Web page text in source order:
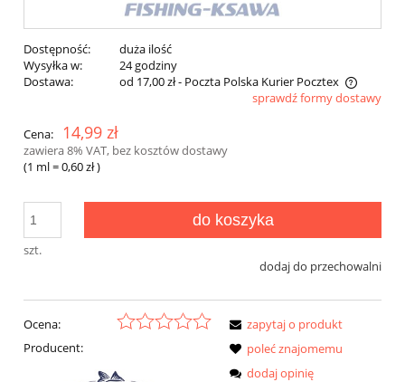
Dostępność:
duża ilość
Wysyłka w:
24 godziny
Dostawa:
od 17,00 zł- Poczta Polska Kurier Pocztex
Cena nie zawiera ewentualnych kosztów płatnościsprawdź formy dostawy
Cena: 14,99 zł
zawiera 8% VAT, bez kosztów dostawy
(1 ml=0,60 zł)
szt.
do koszyka
dodaj do przechowalni
Ocena:
Producent:
zapytaj o produkt
poleć znajomemu
dodaj opinię